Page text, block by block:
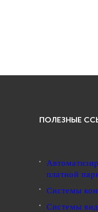
ПОЛЕЗНЫЕ
платной
Системы
Системы